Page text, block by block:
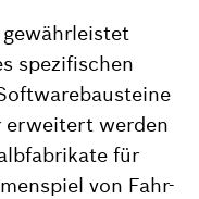
spezifischen
erweitert werden
für
von Fahr-